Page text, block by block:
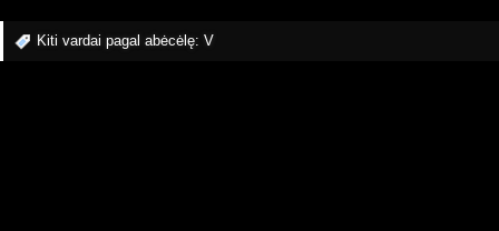
Kiti vardai pagal abėcėlę: V